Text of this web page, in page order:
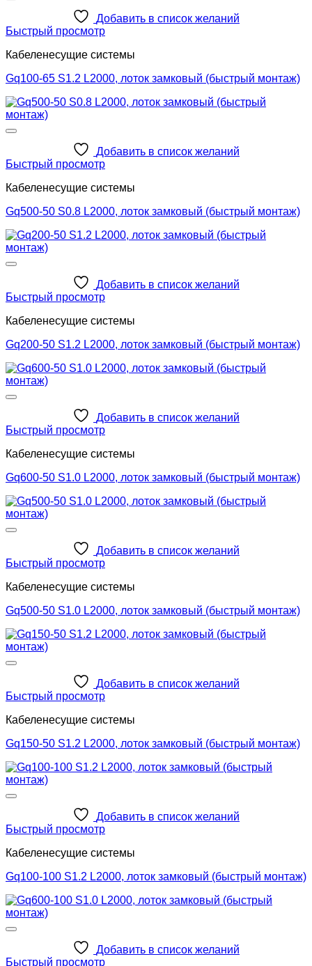
Добавить в список желаний
Быстрый просмотр
Кабеленесущие системы
Gq100-65 S1.2 L2000, лоток замковый (быстрый монтаж)
Добавить в список желаний
Быстрый просмотр
Кабеленесущие системы
Gq500-50 S0.8 L2000, лоток замковый (быстрый монтаж)
Добавить в список желаний
Быстрый просмотр
Кабеленесущие системы
Gq200-50 S1.2 L2000, лоток замковый (быстрый монтаж)
Добавить в список желаний
Быстрый просмотр
Кабеленесущие системы
Gq600-50 S1.0 L2000, лоток замковый (быстрый монтаж)
Добавить в список желаний
Быстрый просмотр
Кабеленесущие системы
Gq500-50 S1.0 L2000, лоток замковый (быстрый монтаж)
Добавить в список желаний
Быстрый просмотр
Кабеленесущие системы
Gq150-50 S1.2 L2000, лоток замковый (быстрый монтаж)
Добавить в список желаний
Быстрый просмотр
Кабеленесущие системы
Gq100-100 S1.2 L2000, лоток замковый (быстрый монтаж)
Добавить в список желаний
Быстрый просмотр